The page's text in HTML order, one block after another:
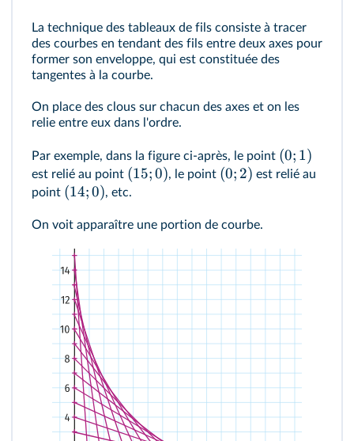
La technique des tableaux de fils consiste à tracer
des courbes en tendant des fils entre deux axes pour
former son enveloppe, qui est constituée des
tangentes à la courbe.
On place des clous sur chacun des axes et on les
relie entre eux dans l'ordre.
Par exemple, dans la figure ci‐après, le point (0; 1)
est relié au point (15;0), le point (0; 2) est relié au
point (14;0), etc.
On voit apparaître une portion de courbe.